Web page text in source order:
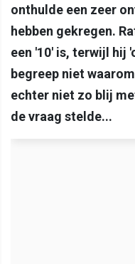
onthulde een zeer
hebben gekregen.
een '10' is, terwijl hij
begreep niet
echter niet zo blij
de vraag stelde...